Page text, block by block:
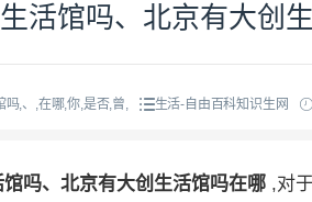
活馆吗、北京有大创
吗,、,在哪,你,是否,曾, 生活-自由百科知识生网
吗、北京有大创生活馆吗在哪 ,对